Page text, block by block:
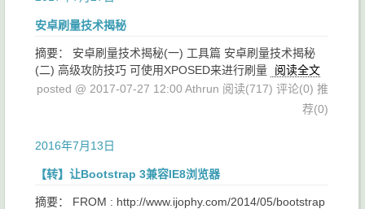
安卓刷量技术揭秘
摘要： 安卓刷量技术揭秘(一) 工具篇 安卓刷量技术揭秘
(二) 高级攻防技巧 可使用XPOSED来进行刷量
阅读全文
posted @ 2017-07-27 12:00 Athrun 阅读(717) 评论(0) 推
荐(0)
2016年7月13日
【转】让Bootstrap 3兼容IE8浏览器
摘要： FROM : http://www.ijophy.com/2014/05/bootstrap